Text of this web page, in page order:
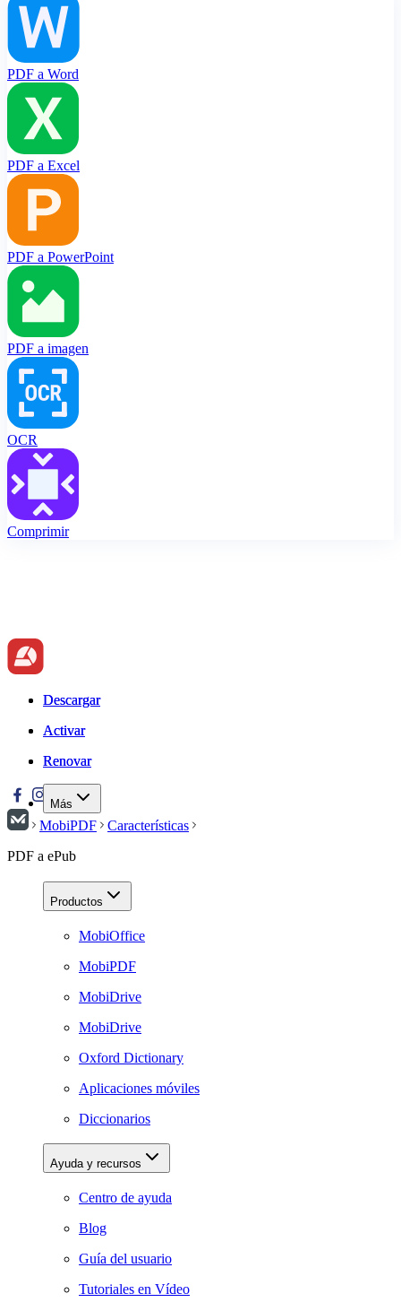
PDF a Word
PDF a Excel
PDF a PowerPoint
PDF a imagen
OCR
Comprimir
Descargar
Activar
Renovar
Más
Descargar
Activar
Renovar
MobiPDF
Características
PDF a ePub
Productos
MobiOffice
MobiPDF
MobiDrive
MobiDrive
Oxford Dictionary
Aplicaciones móviles
Diccionarios
Ayuda y recursos
Centro de ayuda
Blog
Guía del usuario
Tutoriales en Vídeo